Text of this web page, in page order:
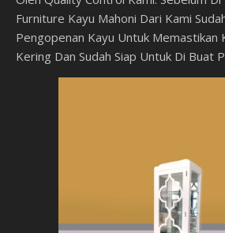
Furniture Kayu Mahoni Dari Kami
Pengopenan Kayu Untuk Memastikan
Kering Dan Sudah Siap Untuk Di Buat